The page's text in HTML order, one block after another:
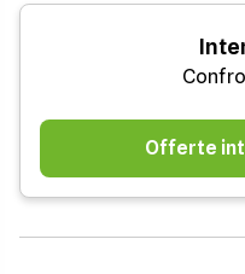
Offerte